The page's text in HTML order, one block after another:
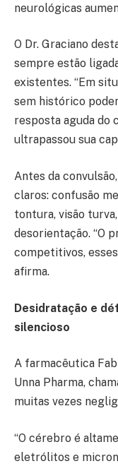
neurológicas
O Dr. Graciano
sempre estão
existentes. “Em
sem histórico
resposta aguda do
ultrapassou sua
Antes da
claros: confusão
tontura, visão
desorientação. “O
competitivos,
afirma.
Desidratação e
silencioso
A farmacêutica
Unna Pharma,
muitas vezes
“O cérebro é
eletrólitos e